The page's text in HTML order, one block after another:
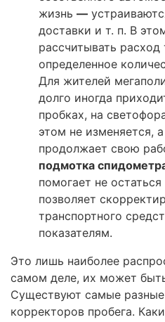
жизнь —
доставки и т. п. В
рассчитывать расход
определенное
Для жителей
долго иногда
пробках, на
этом не изменяется,
продолжает свою
подмотка
помогает не
позволяет
транспортного
показателям.
Это лишь наиболее
самом деле, их может
Существуют самые
корректоров пробега.